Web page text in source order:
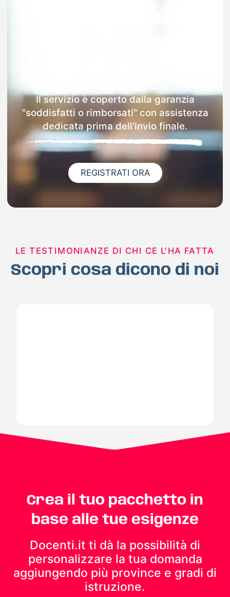
Il servizio è coperto dalla garanzia
"soddisfatti o rimborsati" con assistenza
dedicata prima dell'invio finale.
REGISTRATI ORA
LE TESTIMONIANZE DI CHI CE L'HA FATTA
Scopri cosa dicono di noi
Crea il tuo pacchetto in
base alle tue esigenze
Docenti.it ti dà la possibilità di
personalizzare la tua domanda
aggiungendo più province e gradi di
istruzione.